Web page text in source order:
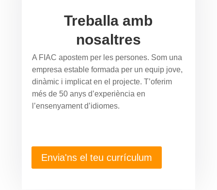
Treballa amb
nosaltres
A FIAC apostem per les persones. Som una
empresa estable formada per un equip jove,
dinàmic i implicat en el projecte. T’oferim
més de 50 anys d’experiència en
l’ensenyament d’idiomes.
Envia'ns el teu currículum